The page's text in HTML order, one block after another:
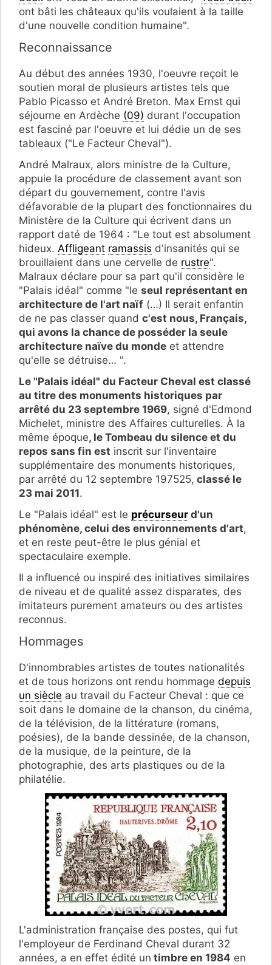
ont bâti les châteaux qu'ils voulaient à la taille
d'une nouvelle condition humaine".
Reconnaissance
Au début des années 1930, l'oeuvre reçoit le
soutien moral de plusieurs artistes tels que
Pablo Picasso et André Breton. Max Ernst qui
séjourne en Ardèche (09) durant l'occupation
est fasciné par l'oeuvre et lui dédie un de ses
tableaux ("Le Facteur Cheval").
André Malraux, alors ministre de la Culture,
appuie la procédure de classement avant son
départ du gouvernement, contre l'avis
défavorable de la plupart des fonctionnaires du
Ministère de la Culture qui écrivent dans un
rapport daté de 1964 : "Le tout est absolument
hideux. Affligeant ramassis d'insanités qui se
brouillaient dans une cervelle de rustre".
Malraux déclare pour sa part qu'il considère le
"Palais idéal" comme "le seul représentant en
architecture de l'art naïf (…) Il serait enfantin
de ne pas classer quand c'est nous, Français,
qui avons la chance de posséder la seule
architecture naïve du monde et attendre
qu'elle se détruise… ".
Le "Palais idéal" du Facteur Cheval est classé
au titre des monuments historiques par
arrêté du 23 septembre 1969, signé d'Edmond
Michelet, ministre des Affaires culturelles. À la
même époque, le Tombeau du silence et du
repos sans fin est inscrit sur l'inventaire
supplémentaire des monuments historiques,
par arrêté du 12 septembre 197525, classé le
23 mai 2011.
Le "Palais idéal" est le précurseur d'un
phénomène, celui des environnements d'art,
et en reste peut-être le plus génial et
spectaculaire exemple.
Il a influencé ou inspiré des initiatives similaires
de niveau et de qualité assez disparates, des
imitateurs purement amateurs ou des artistes
reconnus.
Hommages
D'innombrables artistes de toutes nationalités
et de tous horizons ont rendu hommage depuis
un siècle au travail du Facteur Cheval : que ce
soit dans le domaine de la chanson, du cinéma,
de la télévision, de la littérature (romans,
poésies), de la bande dessinée, de la chanson,
de la musique, de la peinture, de la
photographie, des arts plastiques ou de la
philatélie.
L'administration française des postes, qui fut
l'employeur de Ferdinand Cheval durant 32
années, a en effet édité un timbre en 1984 en